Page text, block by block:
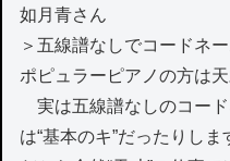
如月青さん
＞五線譜なしでコードネ
ポピュラーピアノの方は天
実は五線譜なしのコー
は“基本のキ”だったりし